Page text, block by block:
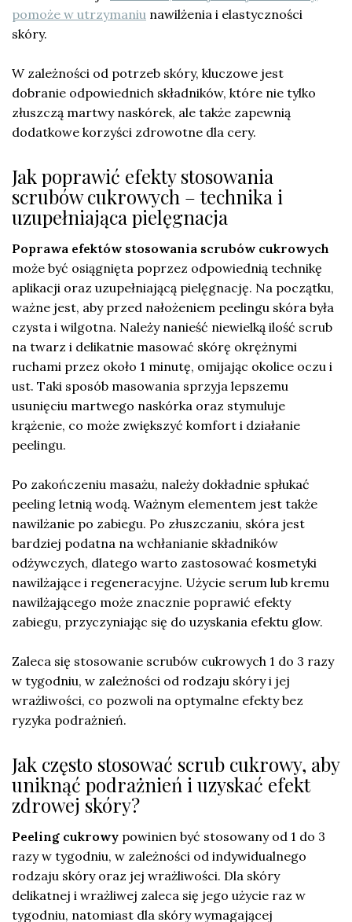
pomoże w utrzymaniu nawilżenia i elastyczności
skóry.
W zależności od potrzeb skóry, kluczowe jest
dobranie odpowiednich składników, które nie tylko
złuszczą martwy naskórek, ale także zapewnią
dodatkowe korzyści zdrowotne dla cery.
Jak poprawić efekty stosowania
scrubów cukrowych – technika i
uzupełniająca pielęgnacja
Poprawa efektów stosowania scrubów cukrowych
może być osiągnięta poprzez odpowiednią technikę
aplikacji oraz uzupełniającą pielęgnację. Na początku,
ważne jest, aby przed nałożeniem peelingu skóra była
czysta i wilgotna. Należy nanieść niewielką ilość scrub
na twarz i delikatnie masować skórę okrężnymi
ruchami przez około 1 minutę, omijając okolice oczu i
ust. Taki sposób masowania sprzyja lepszemu
usunięciu martwego naskórka oraz stymuluje
krążenie, co może zwiększyć komfort i działanie
peelingu.
Po zakończeniu masażu, należy dokładnie spłukać
peeling letnią wodą. Ważnym elementem jest także
nawilżanie po zabiegu. Po złuszczaniu, skóra jest
bardziej podatna na wchłanianie składników
odżywczych, dlatego warto zastosować kosmetyki
nawilżające i regeneracyjne. Użycie serum lub kremu
nawilżającego może znacznie poprawić efekty
zabiegu, przyczyniając się do uzyskania efektu glow.
Zaleca się stosowanie scrubów cukrowych 1 do 3 razy
w tygodniu, w zależności od rodzaju skóry i jej
wrażliwości, co pozwoli na optymalne efekty bez
ryzyka podrażnień.
Jak często stosować scrub cukrowy, aby
uniknąć podrażnień i uzyskać efekt
zdrowej skóry?
Peeling cukrowy powinien być stosowany od 1 do 3
razy w tygodniu, w zależności od indywidualnego
rodzaju skóry oraz jej wrażliwości. Dla skóry
delikatnej i wrażliwej zaleca się jego użycie raz w
tygodniu, natomiast dla skóry wymagającej